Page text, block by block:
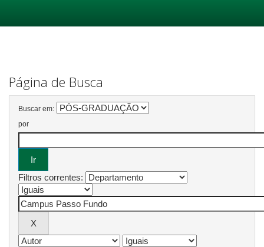
Página de Busca
Buscar em:
por
Filtros correntes: